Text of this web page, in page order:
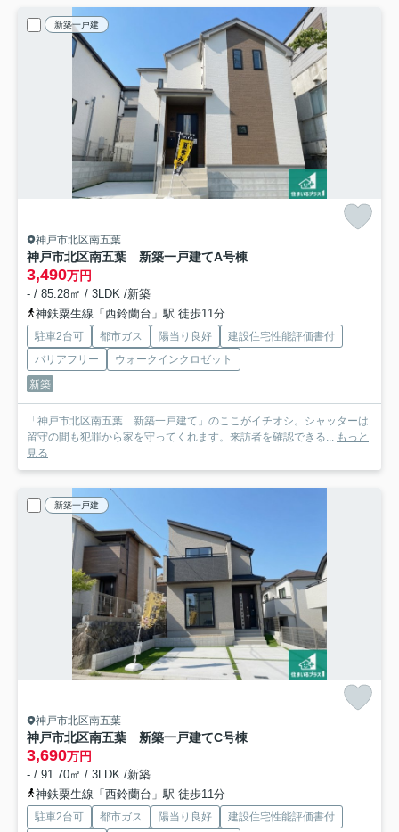
新築一戸建
神戸市北区南五葉
神戸市北区南五葉 新築一戸建てA号棟
3,490万円
- / 85.28㎡ / 3LDK /新築
神鉄粟生線「西鈴蘭台」駅 徒歩11分
駐車2台可 都市ガス 陽当り良好
建設住宅性能評価書付
バリアフリー
ウォークインクロゼット
新築
「神戸市北区南五葉 新築一戸建て」のここがイチオシ。シャッターは
留守の間も犯罪から家を守ってくれます。来訪者を確認できる...
もっと
見る
新築一戸建
神戸市北区南五葉
神戸市北区南五葉 新築一戸建てC号棟
3,690万円
- / 91.70㎡ / 3LDK /新築
神鉄粟生線「西鈴蘭台」駅 徒歩11分
駐車2台可 都市ガス 陽当り良好
建設住宅性能評価書付